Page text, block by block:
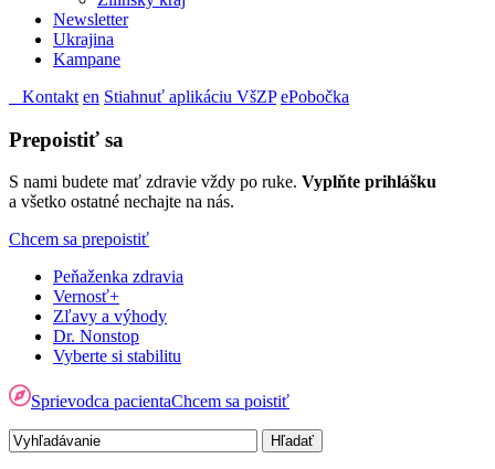
Newsletter
Ukrajina
Kampane
Kontakt en Stiahnuť aplikáciu VšZP ePobočka
Prepoistiť sa
S nami budete mať zdravie vždy po ruke. Vyplňte prihlášku
a všetko ostatné nechajte na nás.
Chcem sa prepoistiť
Peňaženka zdravia
Vernosť+
Zľavy a výhody
Dr. Nonstop
Vyberte si stabilitu
Sprievodca pacientaChcem sa poistiť